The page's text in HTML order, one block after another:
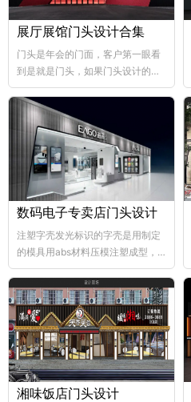
展厅展馆门头设计合集
门头是年会的门面，客户第一眼看
到是就是门头，如果门头设计的比
较好，那年会也向...
数码电子专卖店门头设计
注塑字壳发光标识的字壳是用制定
的模具用abs材料压模注塑成型，
abs韧性好、不易破碎...
湘味饭店门头设计